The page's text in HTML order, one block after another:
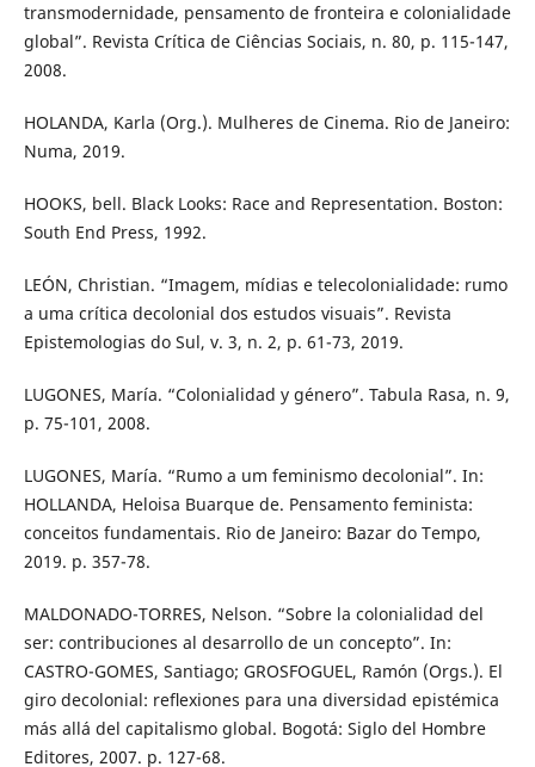
transmodernidade, pensamento de fronteira e colonialidade
global”. Revista Crítica de Ciências Sociais, n. 80, p. 115-147,
2008.
HOLANDA, Karla (Org.). Mulheres de Cinema. Rio de Janeiro:
Numa, 2019.
HOOKS, bell. Black Looks: Race and Representation. Boston:
South End Press, 1992.
LEÓN, Christian. “Imagem, mídias e telecolonialidade: rumo
a uma crítica decolonial dos estudos visuais”. Revista
Epistemologias do Sul, v. 3, n. 2, p. 61-73, 2019.
LUGONES, María. “Colonialidad y género”. Tabula Rasa, n. 9,
p. 75-101, 2008.
LUGONES, María. “Rumo a um feminismo decolonial”. In:
HOLLANDA, Heloisa Buarque de. Pensamento feminista:
conceitos fundamentais. Rio de Janeiro: Bazar do Tempo,
2019. p. 357-78.
MALDONADO-TORRES, Nelson. “Sobre la colonialidad del
ser: contribuciones al desarrollo de un concepto”. In:
CASTRO-GOMES, Santiago; GROSFOGUEL, Ramón (Orgs.). El
giro decolonial: reﬂexiones para una diversidad epistémica
más allá del capitalismo global. Bogotá: Siglo del Hombre
Editores, 2007. p. 127-68.